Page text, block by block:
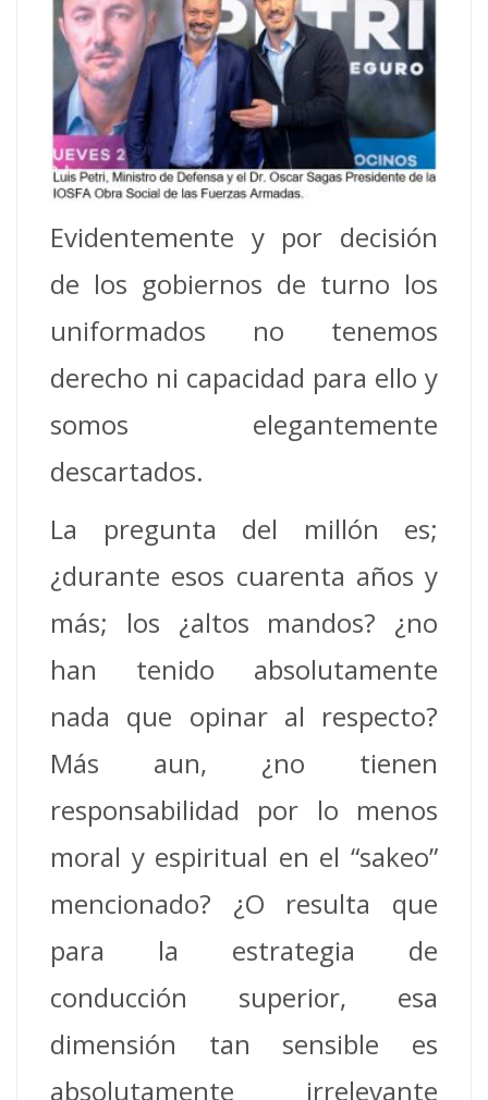
Evidentemente y por decisión
de los gobiernos de turno los
uniformados no tenemos
derecho ni capacidad para ello y
somos elegantemente
descartados.
La pregunta del millón es;
¿durante esos cuarenta años y
más; los ¿altos mandos? ¿no
han tenido absolutamente
nada que opinar al respecto?
Más aun, ¿no tienen
responsabilidad por lo menos
moral y espiritual en el “sakeo”
mencionado? ¿O resulta que
para la estrategia de
conducción superior, esa
dimensión tan sensible es
absolutamente irrelevante